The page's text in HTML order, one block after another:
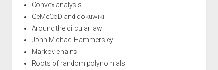
Convex analysis
GeMeCoD and dokuwiki
Around the circular law
John Michael Hammersley
Markov chains
Roots of random polynomials